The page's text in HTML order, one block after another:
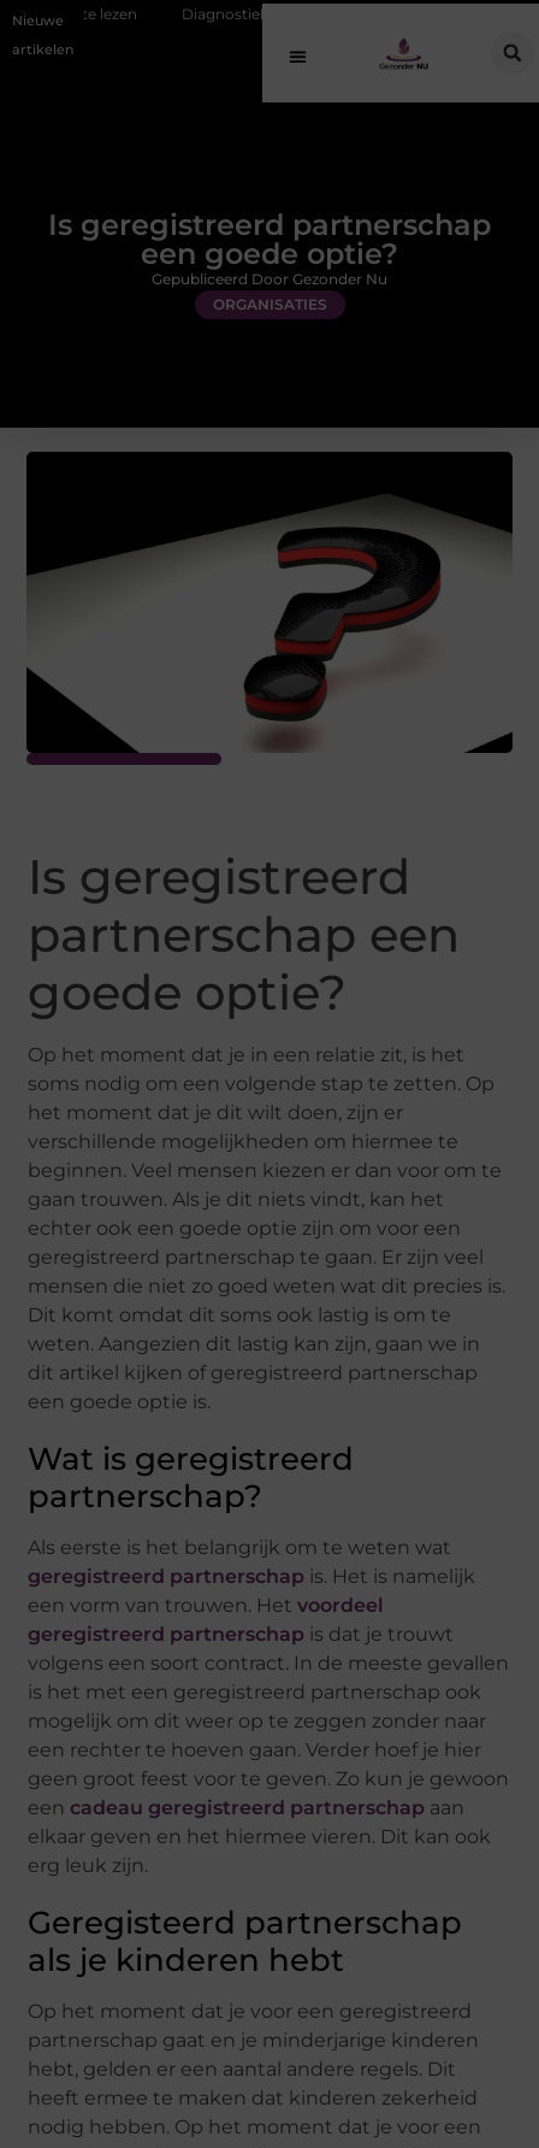
Nieuwe
artikelen
Diagnostiek bij jongeren: wat gebeurt er eigenlijk na de
Is geregistreerd partnerschap
een goede optie?
ORGANISATIES
Gepubliceerd Door Gezonder Nu
Is geregistreerd
partnerschap een
goede optie?
Op het moment dat je in een relatie zit, is het
soms nodig om een volgende stap te zetten. Op
het moment dat je dit wilt doen, zijn er
verschillende mogelijkheden om hiermee te
beginnen. Veel mensen kiezen er dan voor om te
gaan trouwen. Als je dit niets vindt, kan het
echter ook een goede optie zijn om voor een
geregistreerd partnerschap te gaan. Er zijn veel
mensen die niet zo goed weten wat dit precies is.
Dit komt omdat dit soms ook lastig is om te
weten. Aangezien dit lastig kan zijn, gaan we in
dit artikel kijken of geregistreerd partnerschap
een goede optie is.
Wat is geregistreerd
partnerschap?
Als eerste is het belangrijk om te weten wat
geregistreerd partnerschap is. Het is namelijk
een vorm van trouwen. Hetvoordeel
geregistreerd partnerschap is dat je trouwt
volgens een soort contract. In de meeste gevallen
is het met een geregistreerd partnerschap ook
mogelijk om dit weer op te zeggen zonder naar
een rechter te hoeven gaan. Verder hoef je hier
geen groot feest voor te geven. Zo kun je gewoon
eencadeau geregistreerd partnerschap aan
elkaar geven en het hiermee vieren. Dit kan ook
erg leuk zijn.
Geregisteerd partnerschap
als je kinderen hebt
Op het moment dat je voor een geregistreerd
partnerschap gaat en je minderjarige kinderen
hebt, gelden er een aantal andere regels. Dit
heeft ermee te maken dat kinderen zekerheid
nodig hebben. Op het moment dat je voor een